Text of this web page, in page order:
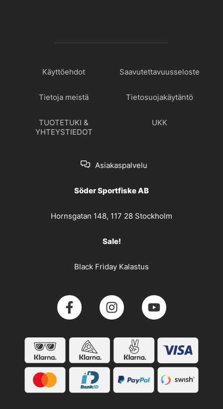
Käyttöehdot Saavutettavuusseloste
Tietoja meistä Tietosuojakäytäntö
TUOTETUKI &
YHTEYSTIEDOT
UKK
Asiakaspalvelu
Söder Sportfiske AB
Hornsgatan 148, 117 28 Stockholm
Sale!
Black Friday Kalastus